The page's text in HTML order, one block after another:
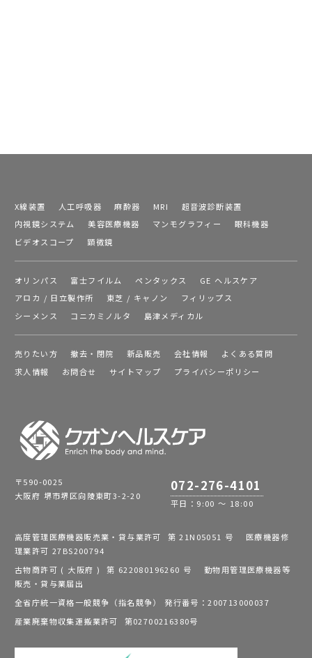
X線装置 人工呼吸器 麻酔器 MRI
超音波診断装置
内視鏡システム
美容医療機器 マンモグラフィー
眼科機器
ビデオスコープ
顕微鏡
オリンパス 富士フイルム ペンタックス
GE ヘルスケア
アロカ / 日立製作所
東芝 / キャノン
フィリップス
シーメンス
コニカミノルタ 島津メディカル
売りたい方 撤去・閉院 新品販売 会社情報
よくある質問
求人情報
お問合せ サイトマップ プライバシーポリシー
〒590-0025
大阪府 堺市堺区向陵東町3-2-20
072-276-4101
平日：9:00 ～ 18:00
高度管理医療機器販売業・貸与業許可 第 21N05051 号 医療機器修
理業許可 27BS200794
古物商許可 ( 大阪府 ) 第 622080196260 号 動物用管理医療機器等
販売・貸与業届出
全省庁統一資格一般競争（指名競争） 発行番号：200713000037
産業廃棄物収集運搬業許可 第02700216380号